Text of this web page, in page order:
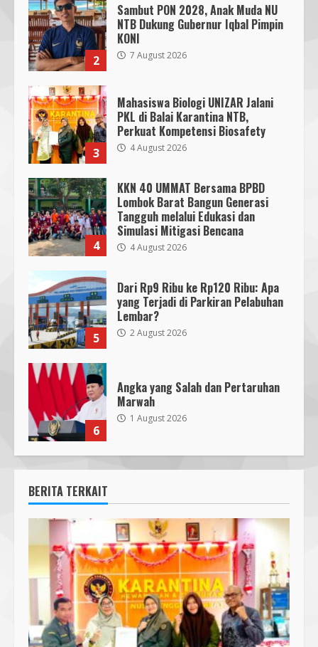
2
Sambut PON 2028, Anak Muda NU
NTB Dukung Gubernur Iqbal Pimpin
KONI
7 August 2026
3
Mahasiswa Biologi UNIZAR Jalani
PKL di Balai Karantina NTB,
Perkuat Kompetensi Biosafety
4 August 2026
4
KKN 40 UMMAT Bersama BPBD
Lombok Barat Bangun Generasi
Tangguh melalui Edukasi dan
Simulasi Mitigasi Bencana
4 August 2026
5
Dari Rp9 Ribu ke Rp120 Ribu: Apa
yang Terjadi di Parkiran Pelabuhan
Lembar?
2 August 2026
6
Angka yang Salah dan Pertaruhan
Marwah
1 August 2026
BERITA TERKAIT